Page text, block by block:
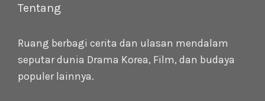
Tentang
Ruang berbagi cerita dan ulasan mendalam
seputar dunia Drama Korea, Film, dan budaya
populer lainnya.